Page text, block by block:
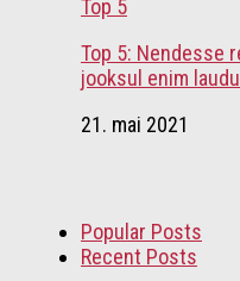
Top 5
Top 5: Nendesse
jooksul enim
21. mai 2021
Popular Posts
Recent Posts